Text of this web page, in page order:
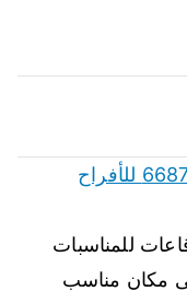
تأجير قاعات للمناسبات بنيدر 66875552 للأفراح
للمناسبات
مكان مناسب